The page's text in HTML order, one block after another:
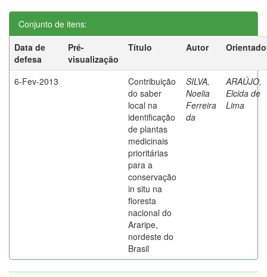
Conjunto de itens:
Data de
defesa
Pré-
visualização
Título Autor
6-Fev-2013
Contribuição
do saber
local na
identificação
de plantas
medicinais
prioritárias
para a
conservação
in situ na
floresta
nacional do
Araripe,
nordeste do
Brasil
SILVA,
Noelia
Ferreira
da
ARAÚJO,
Elcida de
Lima